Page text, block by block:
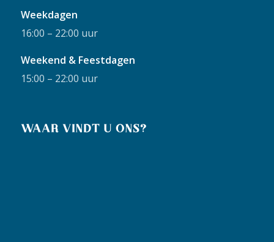
Weekdagen
16:00 – 22:00 uur
Weekend & Feestdagen
15:00 – 22:00 uur
WAAR VINDT U ONS?